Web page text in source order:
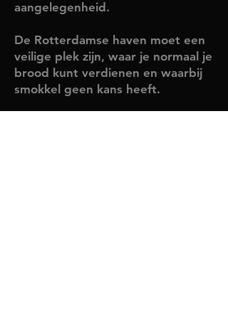
aangelegenheid.
De Rotterdamse haven moet een
veilige plek zijn, waar je normaal je
brood kunt verdienen en waarbij
smokkel geen kans heeft.